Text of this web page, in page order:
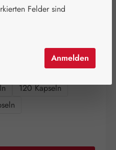
120 Kapseln
den gewünschten
Felder sind
Anmelden